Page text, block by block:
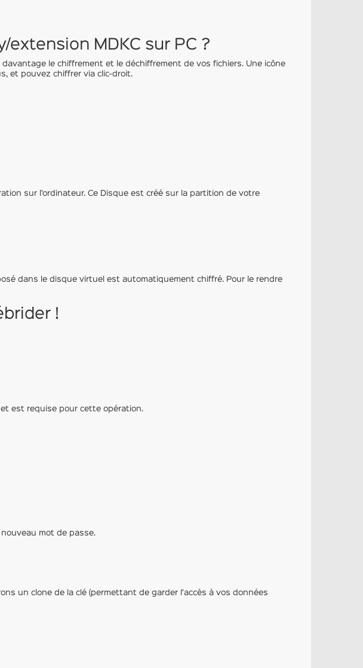
MDKC sur PC ?
davantage le chiffrement et le déchiffrement de vos fichiers. Une icône
et pouvez chiffrer via clic-droit.
sur l’ordinateur. Ce Disque est créé sur la partition de votre
dans le disque virtuel est automatiquement chiffré. Pour le rendre
!
est requise pour cette opération.
mot de passe.
un clone de la clé (permettant de garder l’accès à vos données